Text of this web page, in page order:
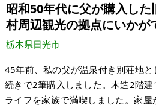
昭和50年代に父が購入し
村周辺観光の拠点にいかが
栃木県日光市
45年前、私の父が温泉付き別荘地
続きで2筆購入しました。木造2階
ライフを家族で満喫しました。家